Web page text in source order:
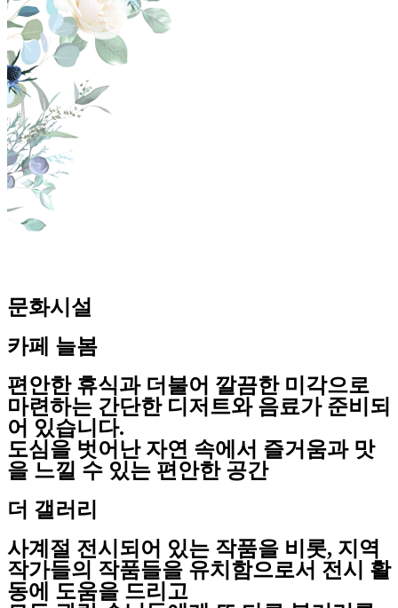
문화시설
카페 늘봄
편안한 휴식과 더불어 깔끔한 미각으로
마련하는 간단한 디저트와 음료가 준비되
어 있습니다.
도심을 벗어난 자연 속에서 즐거움과 맛
을 느낄 수 있는 편안한 공간
더 갤러리
사계절 전시되어 있는 작품을 비롯, 지역
작가들의 작품들을 유치함으로서 전시 활
동에 도움을 드리고